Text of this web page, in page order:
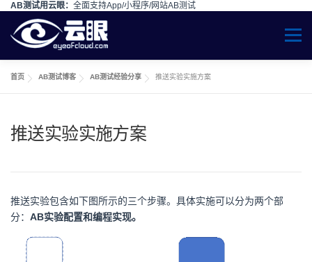
AB测试用云眼： 全面支持App/小程序/网站AB测试
Skip to content
Menu
首页 AB测试博客 AB测试经验分享 推送实验实施方案
推送实验实施方案
推送实验包含如下图所示的三个步骤。具体实施可以分为两个部
分： AB实验配置和编程实现。